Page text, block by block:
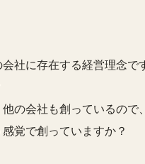
社に存在する経営理念で
の会社も創っているので
覚で創っていますか？